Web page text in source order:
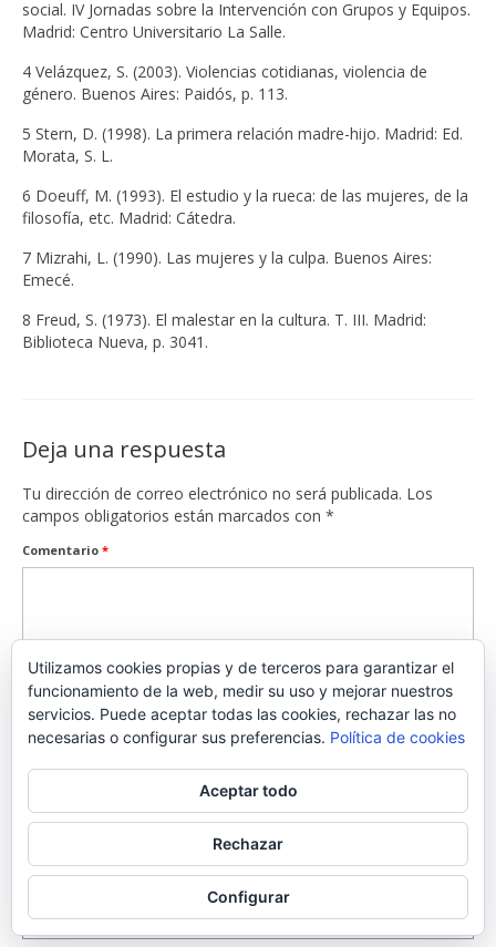
social. IV Jornadas sobre la Intervención con Grupos y Equipos.
Madrid: Centro Universitario La Salle.
4 Velázquez, S. (2003). Violencias cotidianas, violencia de
género. Buenos Aires: Paidós, p. 113.
5 Stern, D. (1998). La primera relación madre-hijo. Madrid: Ed.
Morata, S. L.
6 Doeuff, M. (1993). El estudio y la rueca: de las mujeres, de la
filosofía, etc. Madrid: Cátedra.
7 Mizrahi, L. (1990). Las mujeres y la culpa. Buenos Aires:
Emecé.
8 Freud, S. (1973). El malestar en la cultura. T. III. Madrid:
Biblioteca Nueva, p. 3041.
Deja una respuesta
Tu dirección de correo electrónico no será publicada. Los
campos obligatorios están marcados con *
Comentario *
Correo electrónico*
Utilizamos cookies propias y de terceros para garantizar el
funcionamiento de la web, medir su uso y mejorar nuestros
servicios. Puede aceptar todas las cookies, rechazar las no
necesarias o configurar sus preferencias. Política de cookies
Aceptar todo
Rechazar
Configurar